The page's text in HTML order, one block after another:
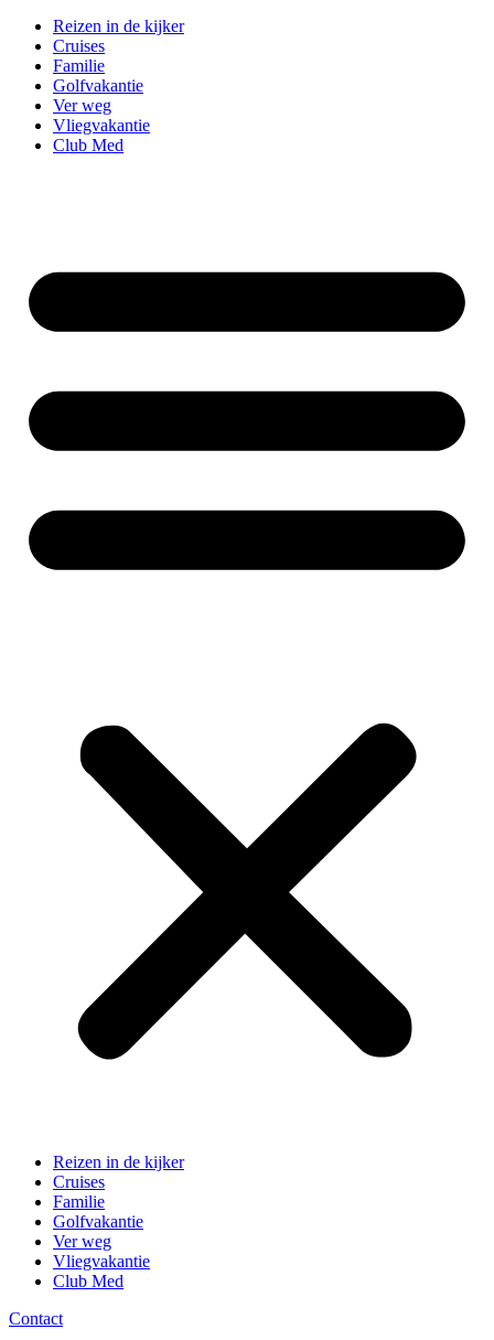
Reizen in de kijker
Cruises
Familie
Golfvakantie
Ver weg
Vliegvakantie
Club Med
Reizen in de kijker
Cruises
Familie
Golfvakantie
Ver weg
Vliegvakantie
Club Med
Contact